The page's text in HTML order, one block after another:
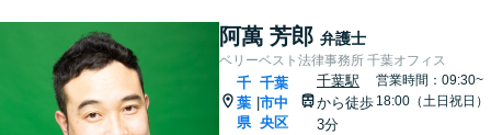
阿萬 芳郎 弁護士
ベリーベスト法律事務所 千葉オフィス
千
葉
県
千葉
市中
央区
千葉駅
から徒歩
3分
営業時間：09:30~
18:00（土日祝日）